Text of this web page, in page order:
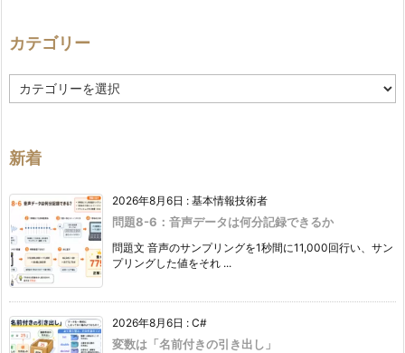
カテゴリー
テ
ー
新着
2026年8月6日 : 基本情報技術者
問題8-6：音声データは何分記録できるか
問題文 音声のサンプリングを1秒間に11,000回行い、サン
プリングした値をそれ ...
2026年8月6日 : C#
変数は「名前付きの引き出し」